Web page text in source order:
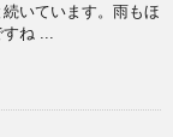
続いています。雨もほ
ね ...